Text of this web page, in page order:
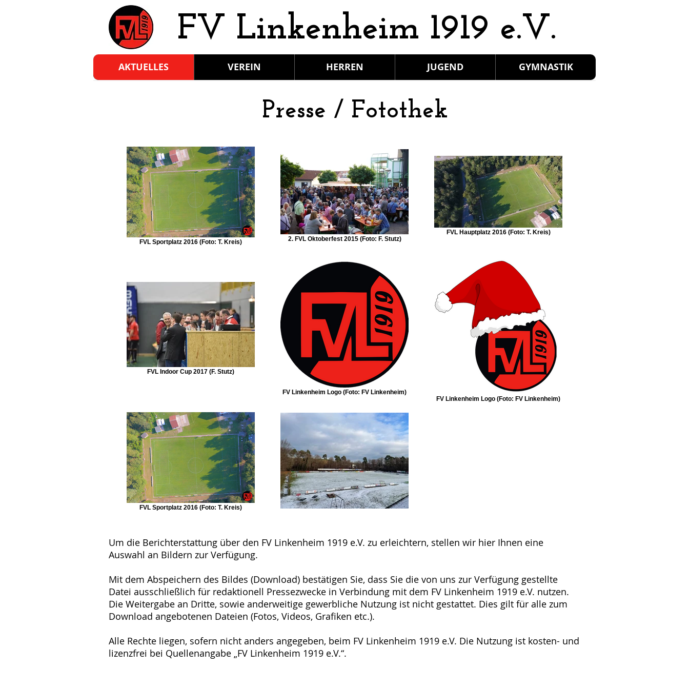
​FV Linkenheim 1919 e.V.
AKTUELLES VEREIN HERREN JUGEND GYMNASTIK
Presse / Fotothek
FVL Sportplatz 2016 (Foto: T. Kreis) 2. FVL Oktoberfest 2015 (Foto: F. Stutz)
FVL Hauptplatz 2016 (Foto: T. Kreis)
FVL Indoor Cup 2017 (F. Stutz)
FV Linkenheim Logo (Foto: FV Linkenheim)
FV Linkenheim Logo (Foto: FV Linkenheim)
FVL Sportplatz 2016 (Foto: T. Kreis)
Um die Berichterstattung über den FV Linkenheim 1919 e.V. zu erleichtern, stellen wir hier Ihnen eine
Auswahl an Bildern zur Verfügung.
Mit dem Abspeichern des Bildes (Download) bestätigen Sie, dass Sie die von uns zur Verfügung gestellte
Datei ausschließlich für redaktionell Pressezwecke in Verbindung mit dem FV Linkenheim 1919 e.V. nutzen.
Die Weitergabe an Dritte, sowie anderweitige gewerbliche Nutzung ist nicht gestattet. Dies gilt für alle zum
Download angebotenen Dateien (Fotos, Videos, Grafiken etc.).
Alle Rechte liegen, sofern nicht anders angegeben, beim FV Linkenheim 1919 e.V. Die Nutzung ist kosten- und
lizenzfrei bei Quellenangabe „FV Linkenheim 1919 e.V.“.